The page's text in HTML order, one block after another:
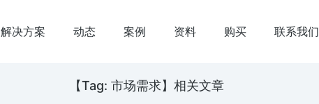
解决方案 动态 案例 资料 购买 联系我们
【Tag: 市场需求】相关文章